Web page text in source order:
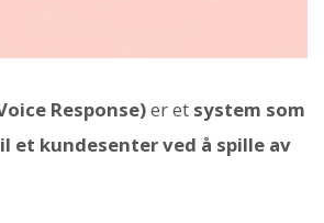
Response)er et system som
et kundesenter ved å spille av